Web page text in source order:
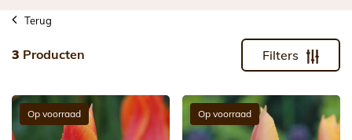
Terug
3 Producten Filters
Op voorraad Op voorraad